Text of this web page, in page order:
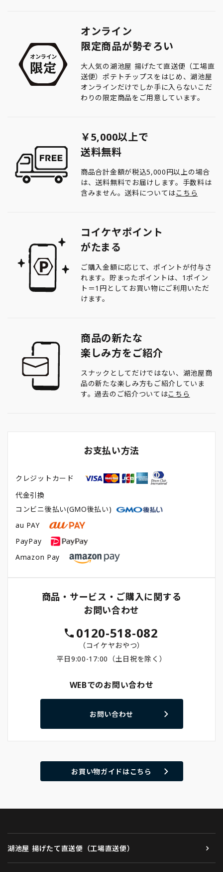
オンライン
限定商品が勢ぞろい
大人気の湖池屋 揚げたて直送便（工場直
送便）ポテトチップスをはじめ、湖池屋
オンラインだけでしか手に入らないこだ
わりの限定商品をご用意しています。
￥5,000以上で
送料無料
商品合計金額が税込5,000円以上の場合
は、送料無料でお届けします。手数料は
含みません。送料についてはこちら
コイケヤポイント
がたまる
ご購入金額に応じて、ポイントが付与さ
れます。貯まったポイントは、1ポイン
ト＝1円としてお買い物にご利用いただ
けます。
商品の新たな
楽しみ方をご紹介
スナックとしてだけではない、湖池屋商
品の新たな楽しみ方もご紹介していま
す。過去のご紹介ついてはこちら
お支払い方法
クレジットカード
代金引換
コンビニ後払い(GMO後払い)
au PAY
PayPay
Amazon Pay
商品・サービス・ご購入に関する
お問い合わせ
0120-518-082
（コイケヤおやつ）
平日9:00-17:00（土日祝を除く）
WEBでのお問い合わせ
お問い合わせ
お買い物ガイドはこちら
湖池屋 揚げたて直送便（工場直送便）